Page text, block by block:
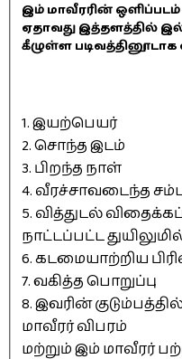
இம் மாவீரரின்
ஏதாவது
கீழுள்ள
1. இயற்பெயர்
2. சொந்த இடம்
3. பிறந்த நாள்
4. வீரச்சாவடைந்த
5. வித்துடல்
நாட்டப்பட்ட
6. கடமையாற்றிய
7. வகித்த பொறுப்பு
8. இவரின்
மாவீரர் விபரம்
மற்றும் இம் மாவீரர்